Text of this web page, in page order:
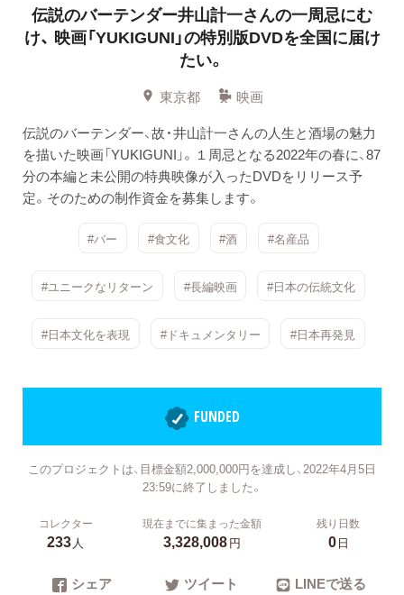
伝説のバーテンダー井山計一さんの一周忌にむ
け、 映画「YUKIGUNI」の特別版DVDを全国に届け
たい。
東京都
映画
伝説のバーテンダー、故・井山計一さんの人生と酒場の魅力
を描いた映画「YUKIGUNI」。１周忌となる2022年の春に、87
分の本編と未公開の特典映像が入ったDVDをリリース予
定。そのための制作資金を募集します。
#バー #食文化 #酒 #名産品
#ユニークなリターン #長編映画 #日本の伝統文化
#日本文化を表現 #ドキュメンタリー #日本再発見
FUNDED
このプロジェクトは、目標金額2,000,000円を達成し、2022年4月5日
23:59に終了しました。
コレクター
233人
現在までに集まった金額
3,328,008円
残り日数
0日
シェア ツイート LINEで送る